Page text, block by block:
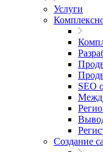
Услуги
SEO
Создание